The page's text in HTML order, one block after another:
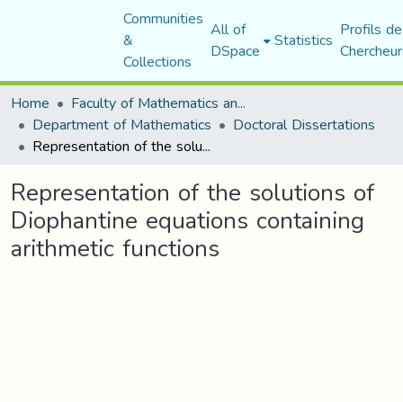
Communities
&
Collections
All of
DSpace Statistics Profils
Home
Faculty of Mathematics and Computer Science
Department of Mathematics Doctoral Dissertations
Representation of the solutions of Diophantine equations containing arithmetic functions
Representation of the solutions of
Diophantine equations containing
arithmetic functions